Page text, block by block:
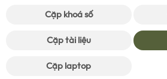
Cặp khoá số
Cặp tài liệu
Cặp laptop